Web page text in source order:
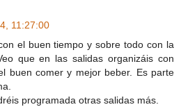
11:27:00
el buen tiempo y sobre todo con la
que en las salidas organizáis con
buen comer y mejor beber. Es parte
programada otras salidas más.